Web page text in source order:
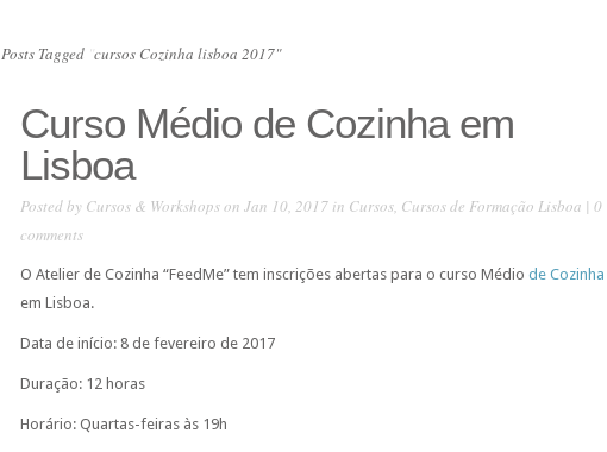
Posts Tagged cursos Cozinha lisboa 2017"
Curso Médio de Cozinha em
Lisboa
Posted by Cursos & Workshopson Jan 10, 2017 in Cursos, Cursos de Formação Lisboa | 0
comments
O Atelier de Cozinha “FeedMe” tem inscrições abertas para o curso Médio de Cozinha
em Lisboa.
Data de início: 8 de fevereiro de 2017
Duração: 12 horas
Horário: Quartas-feiras às 19h